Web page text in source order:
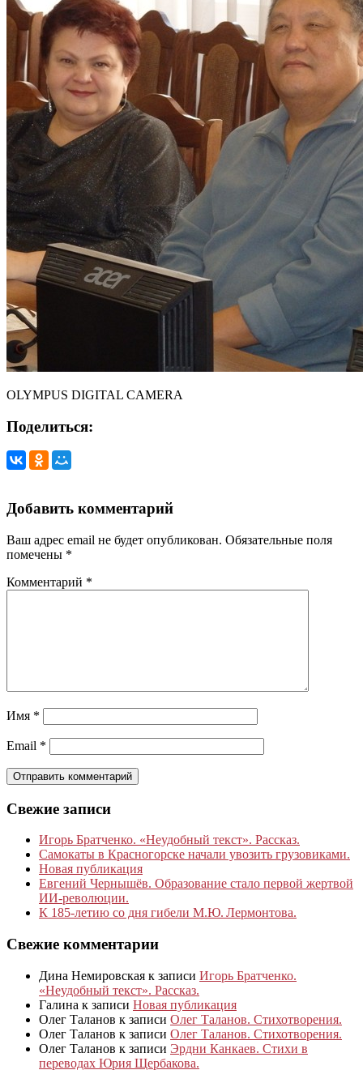
OLYMPUS DIGITAL CAMERA
Поделиться:
Добавить комментарий
Ваш адрес email не будет опубликован. Обязательные поля
помечены *
Комментарий *
Имя *
Email *
Свежие записи
Игорь Братченко. «Неудобный текст». Рассказ.
Самокаты в Красногорске начали увозить грузовиками.
Новая публикация
Евгений Чернышёв. Образование стало первой жертвой
ИИ-революции.
К 185‑летию со дня гибели М.Ю. Лермонтова.
Свежие комментарии
Дина Немировская к записи Игорь Братченко.
«Неудобный текст». Рассказ.
Галина к записи Новая публикация
Олег Таланов к записи Олег Таланов. Стихотворения.
Олег Таланов к записи Олег Таланов. Стихотворения.
Олег Таланов к записи Эрдни Канкаев. Стихи в
переводах Юрия Щербакова.